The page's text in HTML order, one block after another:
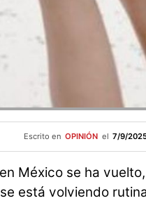
Escrito en OPINIÓN el 7/9/
en México se ha
está volviendo